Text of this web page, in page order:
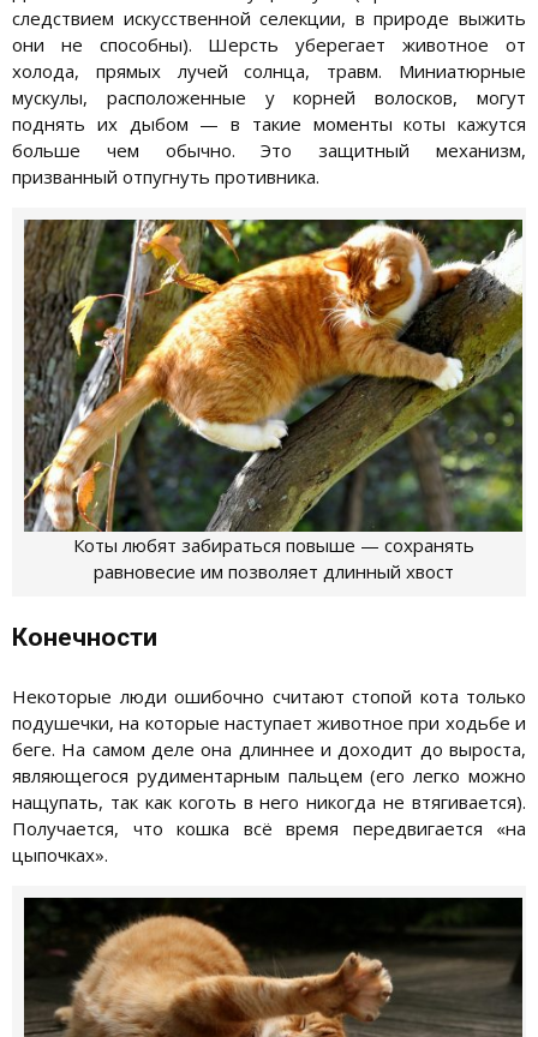
следствием искусственной селекции, в природе выжить
они не способны). Шерсть уберегает животное от
холода, прямых лучей солнца, травм. Миниатюрные
мускулы, расположенные у корней волосков, могут
поднять их дыбом — в такие моменты коты кажутся
больше чем обычно. Это защитный механизм,
призванный отпугнуть противника.
Коты любят забираться повыше — сохранять
равновесие им позволяет длинный хвост
Конечности
Некоторые люди ошибочно считают стопой кота только
подушечки, на которые наступает животное при ходьбе и
беге. На самом деле она длиннее и доходит до выроста,
являющегося рудиментарным пальцем (его легко можно
нащупать, так как коготь в него никогда не втягивается).
Получается, что кошка всё время передвигается «на
цыпочках».